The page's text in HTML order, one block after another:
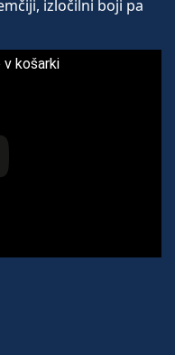
izločilni boji pa
košarki